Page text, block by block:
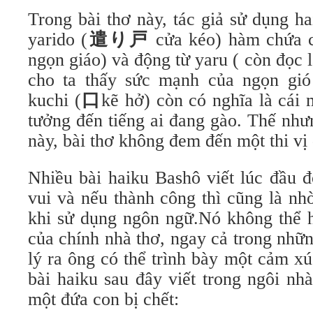
Trong bài thơ này, tác giả sử dụng
yarido (遣り戸 cửa kéo) hàm chứa
ngọn giáo) và động từ yaru ( còn đọc
cho ta thấy sức mạnh của ngọn
kuchi ( 口kẽ hở) còn có nghĩa là cái
tưởng đến tiếng ai đang gào. Thế
này, bài thơ không đem đến một thi vị
Nhiều bài haiku Bashô viết lúc đầu
vui và nếu thành công thì cũng là
khi sử dụng ngôn ngữ.Nó không thể
của chính nhà thơ, ngay cả trong
lý ra ông có thể trình bày một cảm
bài haiku sau đây viết trong ngôi
một đứa con bị chết: